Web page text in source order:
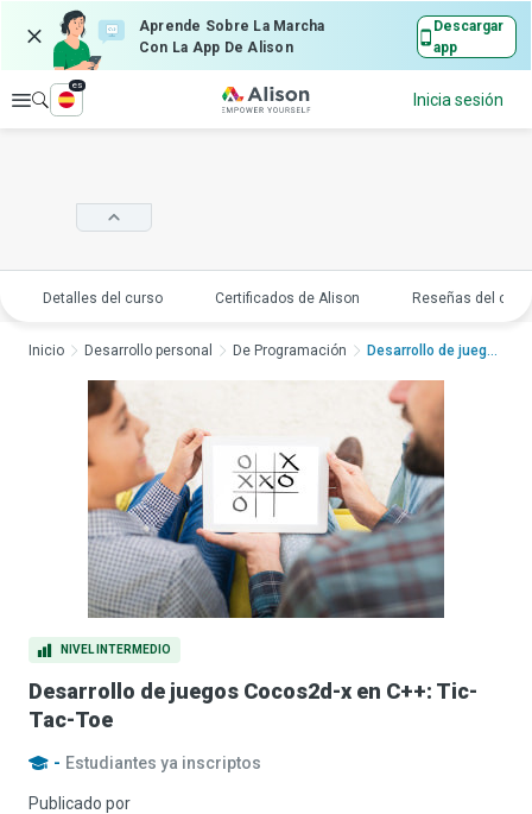
Aprende Sobre La Marcha
Con La App De Alison
Descargar
app
Explorar
es
Inicia sesión
Detalles del curso Certificados de Alison Reseñas del
NIVEL INTERMEDIO
Desarrollo de juegos Cocos2d-x en C++: Tic-
Tac-Toe
- Estudiantes ya inscriptos
Publicado por
Inicio Desarrollo personal De Programación Desarrollo de juegos...